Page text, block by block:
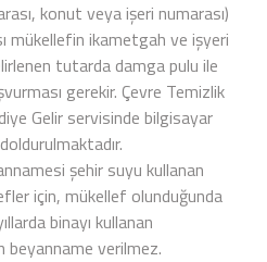
konut veya işeri numarası)
mükellefin ikametgah ve işyeri
tutarda damga pulu ile
gerekir. Çevre Temizlik
Gelir servisinde bilgisayar
şehir suyu kullanan
için, mükellef olunduğunda
binayı kullanan
beyanname verilmez.